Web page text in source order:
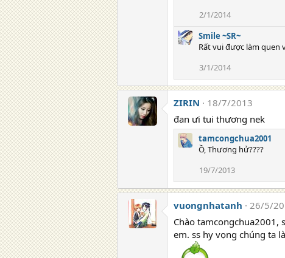
n
s
2/1/2014
Smile ~SR~
Rất vui được làm quen
3/1/2014
ZIRIN
18/7/2013
đan ưi tui thương nek
tamcongchua2001
Ồ, Thương hử????
19/7/2013
vuongnhatanh
26/5/
Chào tamcongchua2001,
em. ss hy vọng chúng ta